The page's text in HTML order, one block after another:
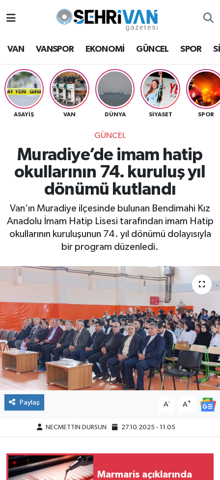
VAN VANSPOR EKONOMİ GÜNCEL SPOR
ASAYİŞ VAN DÜNYA SİYASET SPOR
GÜNCEL
Muradiye’de imam hatip
okullarının 74. kuruluş yıl
dönümü kutlandı
Van’ın Muradiye ilçesinde bulunan Bendimahi Kız
Anadolu İmam Hatip Lisesi tarafından imam Hatip
okullarının kuruluşunun 74. yıl dönümü dolayısıyla
bir program düzenledi.
Paylaş A- A+
NECMETTİN DURSUN 27.10.2025 - 11:05
Marmaris açıklarında
Van Hava Durumu
VAN Namaz Vakitleri
Van Trafik Yoğunluk Haritası
Süper Lig Puan Durumu ve Fikstür
Tüm Manşetler
Son Dakika Haberleri
Haber Arşivi